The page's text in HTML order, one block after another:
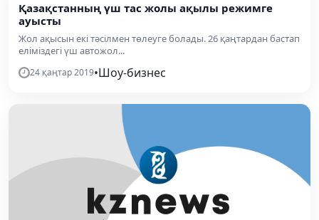
Қазақстанның үш тас жолы ақылы режимге
ауысты
Жол ақысын екі тәсілмен төлеуге болады. 26 қаңтардан бастап
еліміздегі үш автожол...
24 қаңтар 2019•Шоу-бизнес